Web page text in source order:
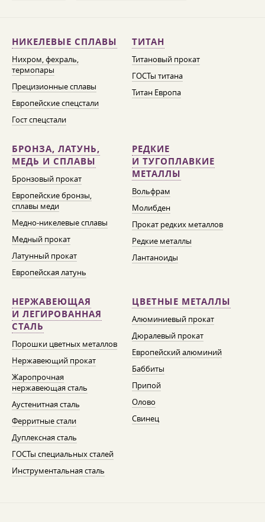
НИКЕЛЕВЫЕ СПЛАВЫ
Нихром, фехраль,
термопары
Прецизионные сплавы
Европейские спецстали
Гост спецстали
ТИТАН
Титановый прокат
ГОСТы титана
Титан Европа
БРОНЗА, ЛАТУНЬ,
МЕДЬ И СПЛАВЫ
Бронзовый прокат
Европейские бронзы,
сплавы меди
Медно-никелевые сплавы
Медный прокат
Латунный прокат
Европейская латунь
РЕДКИЕ
И ТУГОПЛАВКИЕ
МЕТАЛЛЫ
Вольфрам
Молибден
Прокат редких металлов
Редкие металлы
Лантаноиды
НЕРЖАВЕЮЩАЯ
И ЛЕГИРОВАННАЯ
СТАЛЬ
Порошки цветных металлов
Нержавеющий прокат
Жаропрочная
нержавеющая сталь
Аустенитная сталь
Ферритные стали
Дуплексная сталь
ГОСТы специальных сталей
Инструментальная сталь
ЦВЕТНЫЕ МЕТАЛЛЫ
Алюминиевый прокат
Дюралевый прокат
Европейский алюминий
Баббиты
Припой
Олово
Свинец